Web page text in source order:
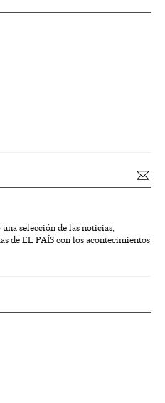
selección de las noticias,
de EL PAÍS con los acontecimientos